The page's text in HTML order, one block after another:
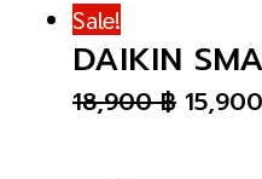
Sale!
DAIKIN
18,900฿ 15,900